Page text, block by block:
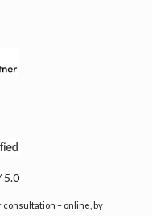
5.0
consultation – online, by